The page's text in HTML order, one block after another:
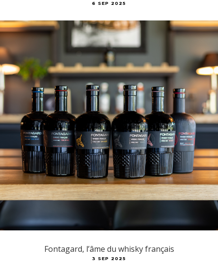
6 SEP 2025
Fontagard, l’âme du whisky français
3 SEP 2025